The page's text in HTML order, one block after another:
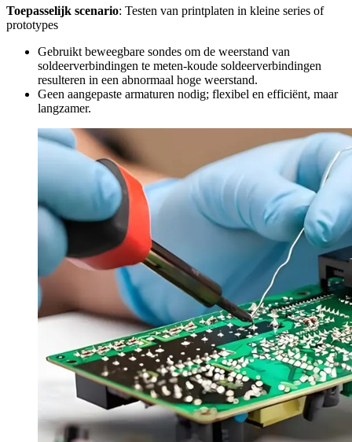
Toepasselijk scenario: Testen van printplaten in kleine series of
prototypes
Gebruikt beweegbare sondes om de weerstand van
soldeerverbindingen te meten-koude soldeerverbindingen
resulteren in een abnormaal hoge weerstand.
Geen aangepaste armaturen nodig; flexibel en efficiënt, maar
langzamer.